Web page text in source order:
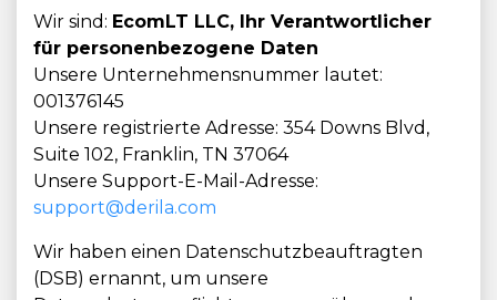
Wir sind: EcomLT LLC, Ihr Verantwortlicher
für personenbezogene Daten
Unsere Unternehmensnummer lautet:
001376145
Unsere registrierte Adresse: 354 Downs Blvd,
Suite 102, Franklin, TN 37064
Unsere Support-E-Mail-Adresse:
support@derila.com
Wir haben einen Datenschutzbeauftragten
(DSB) ernannt, um unsere